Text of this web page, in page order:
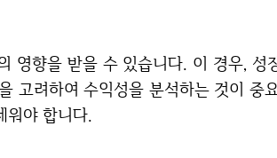
영향을 받을 수 있습니다. 이 경우, 성
고려하여 수익성을 분석하는 것이 중
워야 합니다.